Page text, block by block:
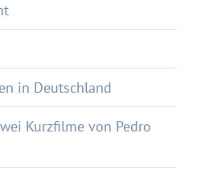
in Deutschland
Kurzfilme von Pedro